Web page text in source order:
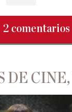
2 comentarios
DE